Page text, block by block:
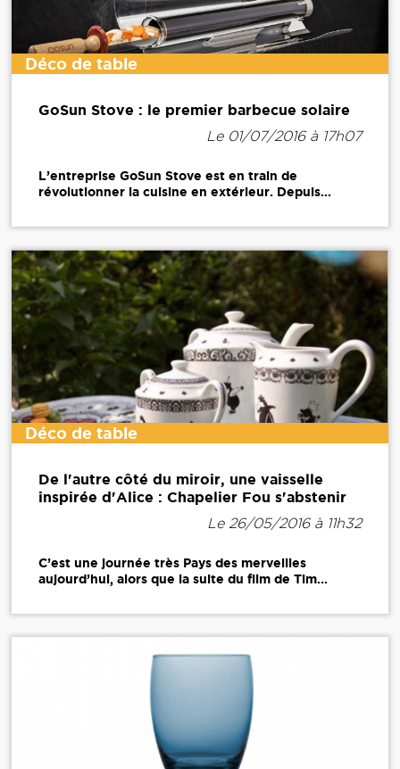
Déco de table
GoSun Stove : le premier barbecue solaire
Le 01/07/2016 à 17h07
L’entreprise GoSun Stove est en train de
révolutionner la cuisine en extérieur. Depuis...
Déco de table
De l'autre côté du miroir, une vaisselle
inspirée d'Alice : Chapelier Fou s'abstenir
Le 26/05/2016 à 11h32
C’est une journée très Pays des merveilles
aujourd’hui, alors que la suite du film de Tim...